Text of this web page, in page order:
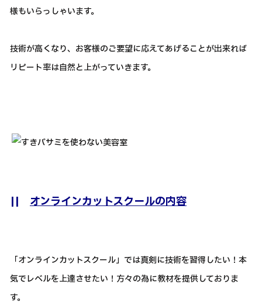
様もいらっしゃいます。
技術が高くなり、お客様のご要望に応えてあげることが出来れば
リピート率は自然と上がっていきます。
|| オンラインカットスクールの内容
「オンラインカットスクール」では真剣に技術を習得したい！本
気でレベルを上達させたい！方々の為に教材を提供しておりま
す。